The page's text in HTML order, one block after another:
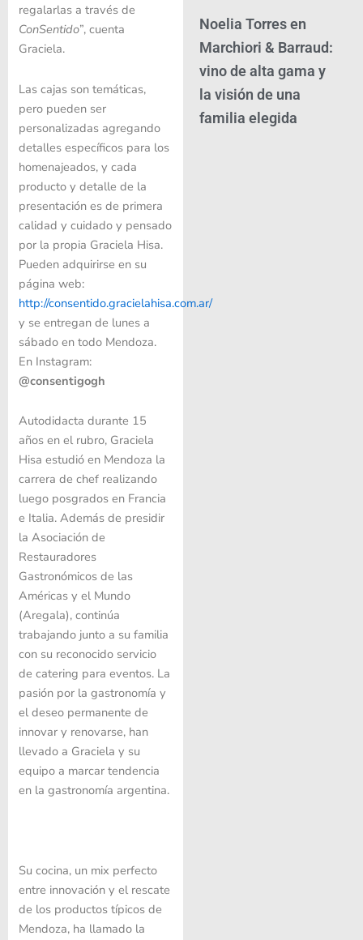
regalarlas a través de
ConSentido”, cuenta
Graciela.
Las cajas son temáticas,
pero pueden ser
personalizadas agregando
detalles específicos para los
homenajeados, y cada
producto y detalle de la
presentación es de primera
calidad y cuidado y pensado
por la propia Graciela Hisa.
Pueden adquirirse en su
página web:
http://consentido.gracielahisa.com.ar/
y se entregan de lunes a
sábado en todo Mendoza.
En Instagram:
@consentigogh
Autodidacta durante 15
años en el rubro, Graciela
Hisa estudió en Mendoza la
carrera de chef realizando
luego posgrados en Francia
e Italia. Además de presidir
la Asociación de
Restauradores
Gastronómicos de las
Américas y el Mundo
(Aregala), continúa
trabajando junto a su familia
con su reconocido servicio
de catering para eventos. La
pasión por la gastronomía y
el deseo permanente de
innovar y renovarse, han
llevado a Graciela y su
equipo a marcar tendencia
en la gastronomía argentina.
Su cocina, un mix perfecto
entre innovación y el rescate
de los productos típicos de
Mendoza, ha llamado la
Noelia Torres en
Marchiori & Barraud:
vino de alta gama y
la visión de una
familia elegida